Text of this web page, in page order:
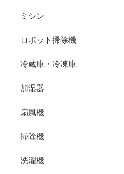
ミシン
ロボット掃除機
冷蔵庫・冷凍庫
加湿器
扇風機
掃除機
洗濯機